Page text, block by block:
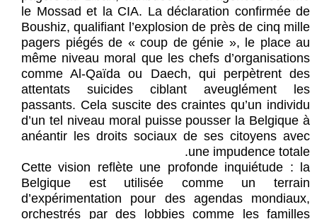
le Mossad et la CIA. La déclaration confirmée de
Boushiz, qualifiant l’explosion de près de cinq mille
pagers piégés de « coup de génie », le place au
même niveau moral que les chefs d’organisations
comme Al-Qaïda ou Daech, qui perpètrent des
attentats suicides ciblant aveuglément les
passants. Cela suscite des craintes qu’un individu
d’un tel niveau moral puisse pousser la Belgique à
anéantir les droits sociaux de ses citoyens avec
une impudence totale.
Cette vision reflète une profonde inquiétude : la
Belgique est utilisée comme un terrain
d’expérimentation pour des agendas mondiaux,
orchestrés par des lobbies comme les familles